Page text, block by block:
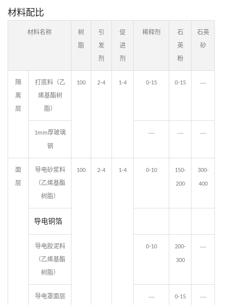
材料配比
材料名称
树
脂
引
发
剂
促
进
剂
稀释剂
石
英
粉
石英
砂
隔
离
层
打底料（乙
烯基酯树
脂）
100 2-4 1-4 0-15 0-15 —
1mm厚玻璃
钢
— — —
面
层
导电砂浆料
（乙烯基酯
树脂）
100 2-4 1-4 0-10 150-
200
300-
400
导电铜箔
导电胶泥料
（乙烯基酯
树脂）
0-10 200-
300
—
导电罩面层
— 0-15 —